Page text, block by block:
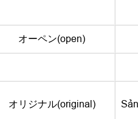
オーペン(open)
オリジナル(original)